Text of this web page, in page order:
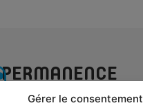
Gérer le consentement
PERMANENCE
TÉLÉPHONIQUE